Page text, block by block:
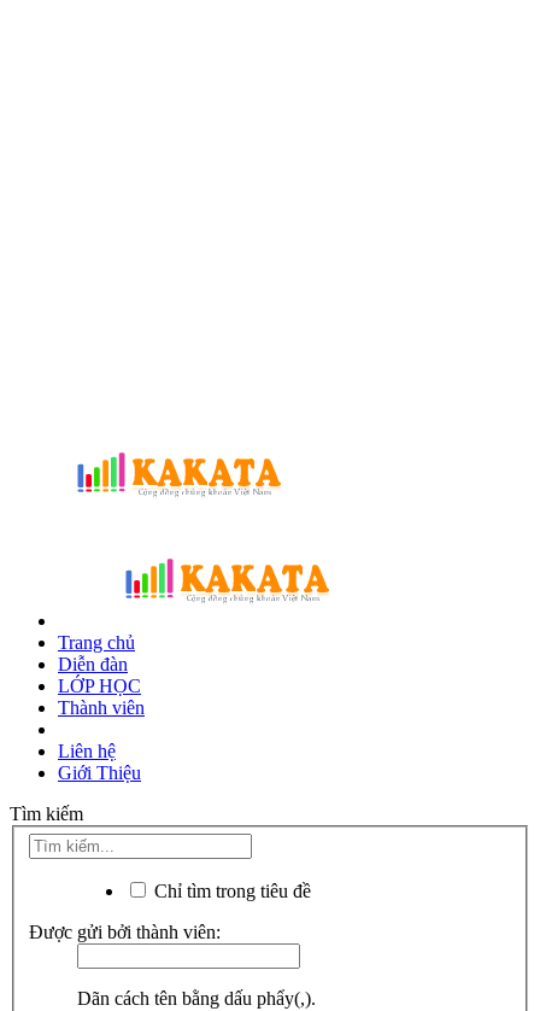
Trang chủ
Diễn đàn
LỚP HỌC
Thành viên
Liên hệ
Giới Thiệu
Tìm kiếm
Chỉ tìm trong tiêu đề
Được gửi bởi thành viên:
Dãn cách tên bằng dấu phẩy(,).